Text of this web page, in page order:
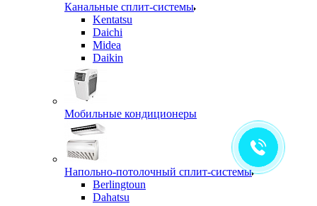
Канальные сплит-системы
Kentatsu
Daichi
Midea
Daikin
Мобильные кондиционеры
Напольно-потолочный сплит-системы
Berlingtoun
Dahatsu